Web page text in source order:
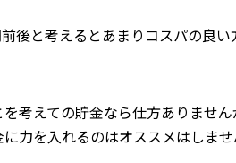
後と考えるとあまりコスパの良い
考えての貯金なら仕方ありませ
力を入れるのはオススメはしませ